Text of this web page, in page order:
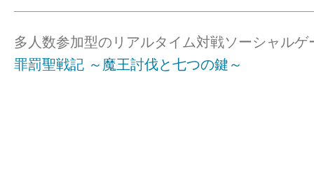
多人数参加型のリアルタイム対戦ソーシャルゲ
罪罰聖戦記 ～魔王討伐と七つの鍵～